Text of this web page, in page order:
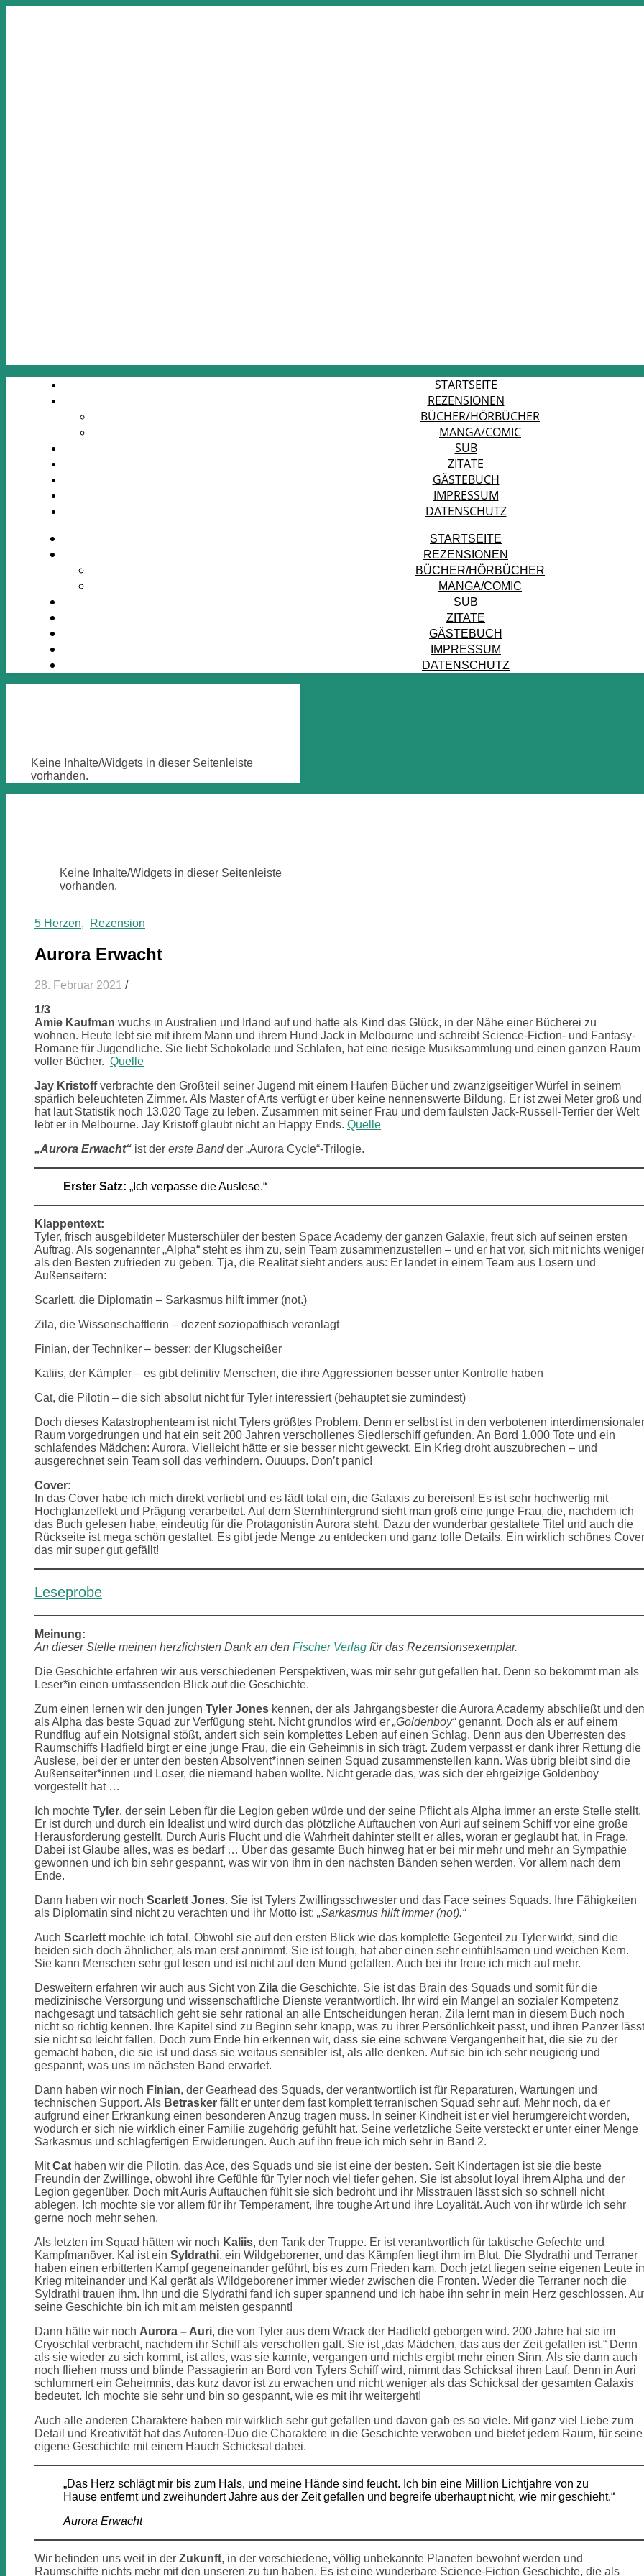
STARTSEITE
REZENSIONEN
BÜCHER/HÖRBÜCHER
MANGA/COMIC
SUB
ZITATE
GÄSTEBUCH
IMPRESSUM
DATENSCHUTZ
STARTSEITE
REZENSIONEN
BÜCHER/HÖRBÜCHER
MANGA/COMIC
SUB
ZITATE
GÄSTEBUCH
IMPRESSUM
DATENSCHUTZ
Keine Inhalte/Widgets in dieser Seitenleiste
vorhanden.
Keine Inhalte/Widgets in dieser Seitenleiste
vorhanden.
5 Herzen, Rezension
Aurora Erwacht
28. Februar 2021 /
1/3
Amie Kaufman wuchs in Australien und Irland auf und hatte als Kind das Glück, in der Nähe einer Bücherei zu
wohnen. Heute lebt sie mit ihrem Mann und ihrem Hund Jack in Melbourne und schreibt Science-Fiction- und Fantasy-
Romane für Jugendliche. Sie liebt Schokolade und Schlafen, hat eine riesige Musiksammlung und einen ganzen Raum
voller Bücher. Quelle
Jay Kristoffverbrachte den Großteil seiner Jugend mit einem Haufen Bücher und zwanzigseitiger Würfel in seinem
spärlich beleuchteten Zimmer. Als Master of Arts verfügt er über keine nennenswerte Bildung. Er ist zwei Meter groß und
hat laut Statistik noch 13.020 Tage zu leben. Zusammen mit seiner Frau und dem faulsten Jack-Russell-Terrier der Welt
lebt er in Melbourne. Jay Kristoff glaubt nicht an Happy Ends. Quelle
„Aurora Erwacht“ ist der erste Bandder „Aurora Cycle“-Trilogie.
Erster Satz: „Ich verpasse die Auslese.“
Klappentext:
Tyler, frisch ausgebildeter Musterschüler der besten Space Academy der ganzen Galaxie, freut sich auf seinen ersten
Auftrag. Als sogenannter „Alpha“ steht es ihm zu, sein Team zusammenzustellen – und er hat vor, sich mit nichts weniger
als den Besten zufrieden zu geben. Tja, die Realität sieht anders aus: Er landet in einem Team aus Losern und
Außenseitern:
Scarlett, die Diplomatin – Sarkasmus hilft immer (not.)
Zila, die Wissenschaftlerin – dezent soziopathisch veranlagt
Finian, der Techniker – besser: der Klugscheißer
Kaliis, der Kämpfer – es gibt definitiv Menschen, die ihre Aggressionen besser unter Kontrolle haben
Cat, die Pilotin – die sich absolut nicht für Tyler interessiert (behauptet sie zumindest)
Doch dieses Katastrophenteam ist nicht Tylers größtes Problem. Denn er selbst ist in den verbotenen
Raum vorgedrungen und hat ein seit 200 Jahren verschollenes Siedlerschiff gefunden. An Bord 1.000 Tote und ein
schlafendes Mädchen: Aurora. Vielleicht hätte er sie besser nicht geweckt. Ein Krieg droht auszubrechen – und
ausgerechnet sein Team soll das verhindern. Ouuups. Don’t panic!
Cover:
In das Cover habe ich mich direkt verliebt und es lädt total ein, die Galaxis zu bereisen! Es ist sehr hochwertig mit
Hochglanzeffekt und Prägung verarbeitet. Auf dem Sternhintergrund sieht man groß eine junge Frau, die, nachdem ich
das Buch gelesen habe, eindeutig für die Protagonistin Aurora steht. Dazu der wunderbar gestaltete Titel und auch die
Rückseite ist mega schön gestaltet. Es gibt jede Menge zu entdecken und ganz tolle Details. Ein wirklich schönes
das mir super gut gefällt!
Leseprobe
Meinung:
An dieser Stelle meinen herzlichsten Dank an den Fischer Verlag für das Rezensionsexemplar.
Die Geschichte erfahren wir aus verschiedenen Perspektiven, was mir sehr gut gefallen hat. Denn so bekommt man als
Leser*in einen umfassenden Blick auf die Geschichte.
Zum einen lernen wir den jungen Tyler Jones kennen, der als Jahrgangsbester die Aurora Academy abschließt und
als Alpha das beste Squad zur Verfügung steht. Nicht grundlos wird er „Goldenboy“genannt. Doch als er auf einem
Rundflug auf ein Notsignal stößt, ändert sich sein komplettes Leben auf einen Schlag. Denn aus den Überresten des
Raumschiffs Hadfield birgt er eine junge Frau, die ein Geheimnis in sich trägt. Zudem verpasst er dank ihrer Rettung die
Auslese, bei der er unter den besten Absolvent*innen seinen Squad zusammenstellen kann. Was übrig bleibt sind die
Außenseiter*innen und Loser, die niemand haben wollte. Nicht gerade das, was sich der ehrgeizige Goldenboy
vorgestellt hat …
Ich mochte Tyler, der sein Leben für die Legion geben würde und der seine Pflicht als Alpha immer an erste Stelle stellt.
Er ist durch und durch ein Idealist und wird durch das plötzliche Auftauchen von Auri auf seinem Schiff vor eine große
Herausforderung gestellt. Durch Auris Flucht und die Wahrheit dahinter stellt er alles, woran er geglaubt hat, in Frage.
Dabei ist Glaube alles, was es bedarf … Über das gesamte Buch hinweg hat er bei mir mehr und mehr an Sympathie
gewonnen und ich bin sehr gespannt, was wir von ihm in den nächsten Bänden sehen werden. Vor allem nach dem
Ende.
Dann haben wir noch Scarlett Jones. Sie ist Tylers Zwillingsschwester und das Face seines Squads. Ihre Fähigkeiten
als Diplomatin sind nicht zu verachten und ihr Motto ist: „Sarkasmus hilft immer (not).“
Auch Scarlett mochte ich total. Obwohl sie auf den ersten Blick wie das komplette Gegenteil zu Tyler wirkt, sind die
beiden sich doch ähnlicher, als man erst annimmt. Sie ist tough, hat aber einen sehr einfühlsamen und weichen Kern.
Sie kann Menschen sehr gut lesen und ist nicht auf den Mund gefallen. Auch bei ihr freue ich mich auf mehr.
Desweitern erfahren wir auch aus Sicht von Zila die Geschichte. Sie ist das Brain des Squads und somit für die
medizinische Versorgung und wissenschaftliche Dienste verantwortlich. Ihr wird ein Mangel an sozialer Kompetenz
nachgesagt und tatsächlich geht sie sehr rational an alle Entscheidungen heran. Zila lernt man in diesem Buch noch
nicht so richtig kennen. Ihre Kapitel sind zu Beginn sehr knapp, was zu ihrer Persönlichkeit passt, und ihren Panzer lässt
sie nicht so leicht fallen. Doch zum Ende hin erkennen wir, dass sie eine schwere Vergangenheit hat, die sie zu der
gemacht haben, die sie ist und dass sie weitaus sensibler ist, als alle denken. Auf sie bin ich sehr neugierig und
gespannt, was uns im nächsten Band erwartet.
Dann haben wir noch Finian, der Gearhead des Squads, der verantwortlich ist für Reparaturen, Wartungen und
technischen Support. Als Betrasker fällt er unter dem fast komplett terranischen Squad sehr auf. Mehr noch, da er
aufgrund einer Erkrankung einen besonderen Anzug tragen muss. In seiner Kindheit ist er viel herumgereicht worden,
wodurch er sich nie wirklich einer Familie zugehörig gefühlt hat. Seine verletzliche Seite versteckt er unter einer Menge
Sarkasmus und schlagfertigen Erwiderungen. Auch auf ihn freue ich mich sehr in Band 2.
MitCat haben wir die Pilotin, das Ace, des Squads und sie ist eine der besten. Seit Kindertagen ist sie die beste
Freundin der Zwillinge, obwohl ihre Gefühle für Tyler noch viel tiefer gehen. Sie ist absolut loyal ihrem Alpha und der
Legion gegenüber. Doch mit Auris Auftauchen fühlt sie sich bedroht und ihr Misstrauen lässt sich so schnell nicht
ablegen. Ich mochte sie vor allem für ihr Temperament, ihre toughe Art und ihre Loyalität. Auch von ihr würde ich sehr
gerne noch mehr sehen.
Als letzten im Squad hätten wir noch Kaliis, den Tank der Truppe. Er ist verantwortlich für taktische Gefechte und
Kampfmanöver. Kal ist ein Syldrathi, ein Wildgeborener, und das Kämpfen liegt ihm im Blut. Die Slydrathi und Terraner
haben einen erbitterten Kampf gegeneinander geführt, bis es zum Frieden kam. Doch jetzt liegen seine eigenen Leute
Krieg miteinander und Kal gerät als Wildgeborener immer wieder zwischen die Fronten. Weder die Terraner noch die
Syldrathi trauen ihm. Ihn und die Slydrathi fand ich super spannend und ich habe ihn sehr in mein Herz geschlossen.
seine Geschichte bin ich mit am meisten gespannt!
Dann hätte wir noch Aurora – Auri, die von Tyler aus dem Wrack der Hadfield geborgen wird. 200 Jahre hat sie im
Cryoschlaf verbracht, nachdem ihr Schiff als verschollen galt. Sie ist „das Mädchen, das aus der Zeit gefallen ist.“ Denn
als sie wieder zu sich kommt, ist alles, was sie kannte, vergangen und nichts ergibt mehr einen Sinn. Als sie dann auch
noch fliehen muss und blinde Passagierin an Bord von Tylers Schiff wird, nimmt das Schicksal ihren Lauf. Denn in Auri
schlummert ein Geheimnis, das kurz davor ist zu erwachen und nicht weniger als das Schicksal der gesamten Galaxis
bedeutet. Ich mochte sie sehr und bin so gespannt, wie es mit ihr weitergeht!
Auch alle anderen Charaktere haben mir wirklich sehr gut gefallen und davon gab es so viele. Mit ganz viel Liebe zum
Detail und Kreativität hat das Autoren-Duo die Charaktere in die Geschichte verwoben und bietet jedem Raum, für seine
eigene Geschichte mit einem Hauch Schicksal dabei.
„Das Herz schlägt mir bis zum Hals, und meine Hände sind feucht. Ich bin eine Million Lichtjahre von zu
Hause entfernt und zweihundert Jahre aus der Zeit gefallen und begreife überhaupt nicht, wie mir geschieht.“
Aurora Erwacht
Wir befinden uns weit in der Zukunft, in der verschiedene, völlig unbekannte Planeten bewohnt werden und
Raumschiffe nichts mehr mit den unseren zu tun haben. Es ist eine wunderbare Science-Fiction Geschichte, die als